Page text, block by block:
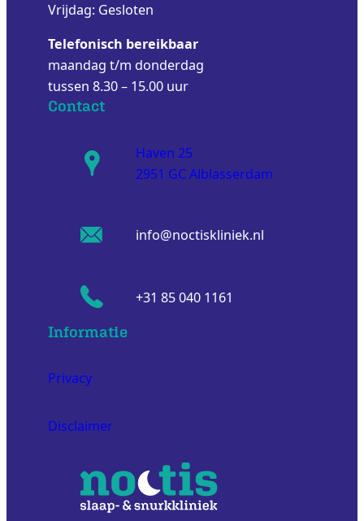
Vrijdag: Gesloten
Telefonisch bereikbaar
maandag t/m donderdag
tussen 8.30 – 15.00 uur
Contact
Haven 25
2951 GC Alblasserdam
info@noctiskliniek.nl
+31 85 040 1161
Informatie
Privacy
Disclaimer